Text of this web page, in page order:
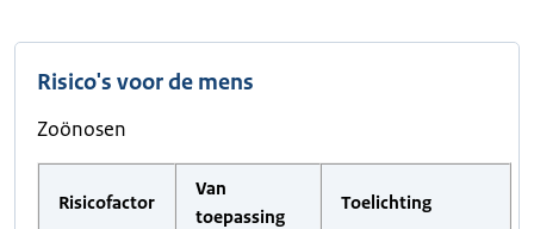
Risico's voor de mens
Zoönosen
Risicofactor
Van
toepassing
Toelichting